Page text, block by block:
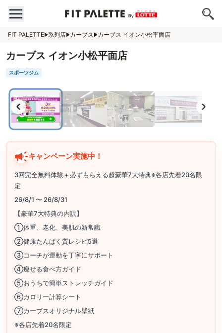
FIT PALETTE 系列店 カーブス カーブス イオン小松平面店
カーブス イオン小松平面店
スポーツジム
キャンペーン実施中！
3回完全無料体験＋必ずもらえる超豪華7大特典※各店先着20名限
定
26/8/1 〜 26/8/31
【豪華7大特典の内訳】
①体重、老化、美肌の新常識
②健康たんぱく質レシピ5選
③コーチが運動を丁寧にサポート
④痩せる食べ方ガイド
⑤おうちで簡単ストレッチガイド
⑥カロリー計算シート
⑦カーブスオリジナル壁紙
※各店先着20名限定